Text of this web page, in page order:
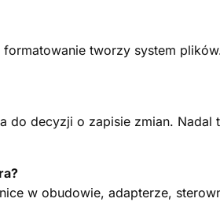
tworzy system
do decyzji o zapisie zmian.
w obudowie, adapterze,